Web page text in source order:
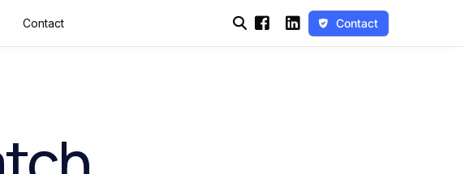
Contact Contact